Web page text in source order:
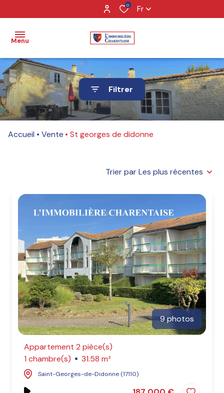
0 Fr
Menu
ACCUEIL
NOS
VENTES
VIAGER
NOS
Filtrer
Accueil Vente St georges de didonne
Trier par Les plus récentes
9 photos
Appartement 2 pièce(s)
1 chambre(s)
31.58 m²
Saint-Georges-de-Didonne (17110)